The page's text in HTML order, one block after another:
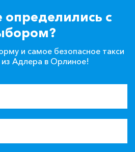
определились с
и самое безопасное такси
из Адлера в Орлиное!